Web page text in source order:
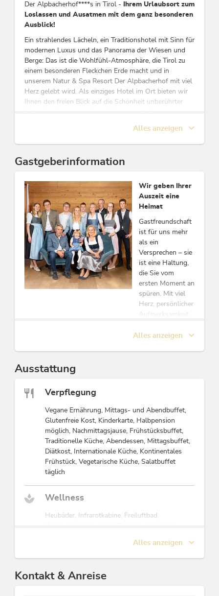
Der Alpbacherhof****s in Tirol -
Ihrem Urlaubsort zum
Loslassen und Ausatmen mit dem ganz besonderen
Ausblick!
Ein strahlendes Lächeln, ein Traditionshotel mit Sinn für
modernen Luxus und das Panorama der Wiesen und
Berge: Das ist die Wohlfühl-Atmosphäre, die Tirol zu
einem besonderen Fleckchen Erde macht und in
unserem Natur & Spa Resort Der Alpbacherhof mit viel
Herz gelebt wird. Als einziges Hotel im Ort bieten wir
Ihnen den freien Blick auf die Schönheit unberührter
Aufenthalt mit unvergesslichen Augenblicken und
Ausblicken.
Wir freuen uns auf Sie!
Alpbacherhofs
"Wir setzen uns gemeinsam mit unserem Team für Ihr
Wohlbefinden ein und freuen uns darauf, Ihren Urlaub
zu etwas Besonderem zu machen"
Diese Unterkunft ist Mitglied von
Alpbachtal Card inklusive
Österreichisches Umweltzeichen
Alles anzeigen
Gastgeberinformation
Wir geben Ihrer
Auszeit eine
Heimat
Gastfreundschaft
ist für uns mehr
als ein
Versprechen – sie
ist eine Haltung,
die Sie vom
ersten Moment an
spüren. Mit viel
Herz, persönlicher
Aufmerksamkeit
Detail schaffen
darf.
Als
Gastgeberfamilie
führen wir unser
Haus mit
Bodenständigkeit,
tiefer
Eingebettet im
Österreichs, mit
Alles anzeigen
Ausstattung
Verpflegung
Vegane Ernährung, Mittags- und Abendbuffet,
Glutenfreie Kost, Kinderkarte, Halbpension
möglich, Nachmittagsjause, Frühstücksbuffet,
Traditionelle Küche, Abendessen, Mittagsbuffet,
Diätkost, Internationale Küche, Kontinentales
Frühstück, Vegetarische Küche, Salatbuffet
täglich
Wellness
Heubäder, Infrarotkabine, Freiluftbad,
Steinölbad, Körperbehandlung, Kneippanlage,
Dampfbad, Solarium, Gymnastik / -raum, Sauna,
Kosmetiksalon, Dampf-Aroma-Sauna,
Alles anzeigen
Kontakt & Anreise